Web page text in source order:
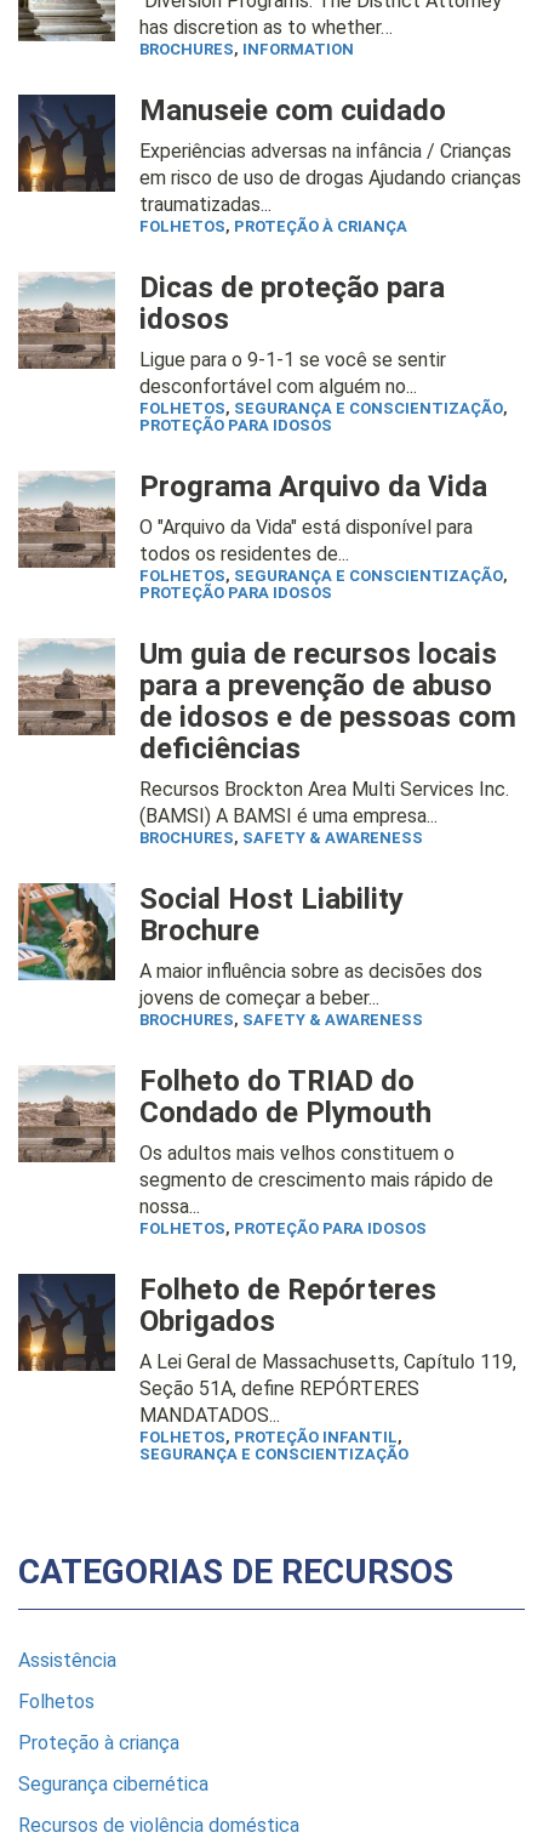
has discretion as to whether…
BROCHURES, INFORMATION
Manuseie com cuidado
Experiências adversas na infância / Crianças
em risco de uso de drogas Ajudando crianças
traumatizadas...
FOLHETOS, PROTEÇÃO À CRIANÇA
Dicas de proteção para
idosos
Ligue para o 9-1-1 se você se sentir
desconfortável com alguém no...
FOLHETOS, SEGURANÇA E CONSCIENTIZAÇÃO,
PROTEÇÃO PARA IDOSOS
Programa Arquivo da Vida
O "Arquivo da Vida" está disponível para
todos os residentes de...
FOLHETOS, SEGURANÇA E CONSCIENTIZAÇÃO,
PROTEÇÃO PARA IDOSOS
Um guia de recursos locais
para a prevenção de abuso
de idosos e de pessoas com
deficiências
Recursos Brockton Area Multi Services Inc.
(BAMSI) A BAMSI é uma empresa...
BROCHURES, SAFETY & AWARENESS
Social Host Liability
Brochure
A maior influência sobre as decisões dos
jovens de começar a beber...
BROCHURES, SAFETY & AWARENESS
Folheto do TRIAD do
Condado de Plymouth
Os adultos mais velhos constituem o
segmento de crescimento mais rápido de
nossa...
FOLHETOS, PROTEÇÃO PARA IDOSOS
Folheto de Repórteres
Obrigados
A Lei Geral de Massachusetts, Capítulo 119,
Seção 51A, define REPÓRTERES
MANDATADOS...
FOLHETOS, PROTEÇÃO INFANTIL,
SEGURANÇA E CONSCIENTIZAÇÃO
CATEGORIAS DE RECURSOS
Assistência
Folhetos
Proteção à criança
Segurança cibernética
Recursos de violência doméstica